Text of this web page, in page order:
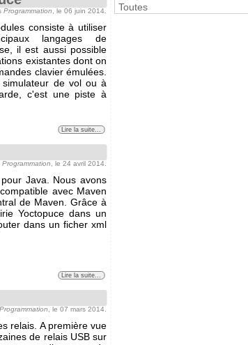
Programmation , le 06 juin 2014.
consiste à utiliser
langages de
il est aussi possible
existantes dont on
clavier émulées.
de vol ou à
c'est une piste à
Lire la suite...
Programmation , le 24 avril 2014.
Java. Nous avons
avec Maven
de Maven. Grâce à
Yoctopuce dans un
dans un ficher xml
Lire la suite...
Programmation , le 07 mars 2014.
relais. A première vue
de relais USB sur
Toutes